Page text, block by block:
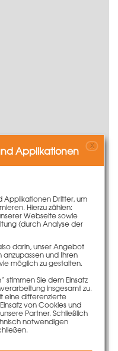
Applikationen X
Applikationen Dritter, um
Hierzu zählen:
Webseite sowie
(durch Analyse der
darin, unser Angebot
und Ihren
möglich zu gestalten.
stimmen Sie dem Einsatz
insgesamt zu.
eine differenzierte
von Cookies und
Partner. Schließlich
notwendigen